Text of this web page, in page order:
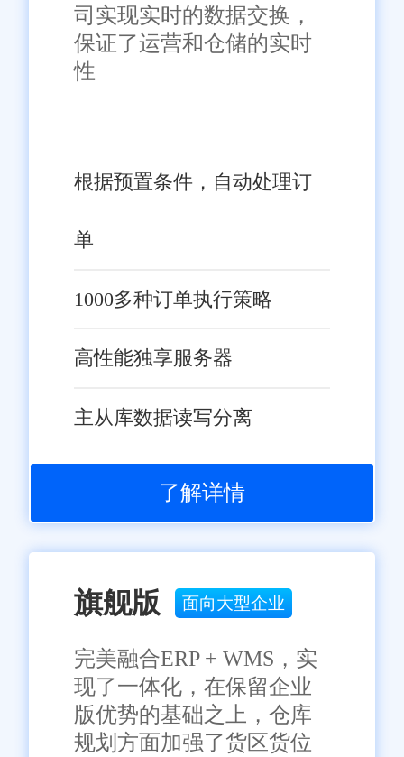
司实现实时的数据交换，
保证了运营和仓储的实时
性
根据预置条件，自动处理订
单
1000多种订单执行策略
高性能独享服务器
主从库数据读写分离
了解详情
旗舰版 面向大型企业
完美融合ERP + WMS，实
现了一体化，在保留企业
版优势的基础之上，仓库
规划方面加强了货区货位